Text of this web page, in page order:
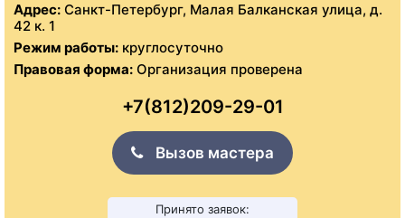
Адрес: Санкт-Петербург, Малая Балканская улица, д.
42 к. 1
Режим работы: круглосуточно
Правовая форма: Организация проверена
+7(812)209-29-01
Вызов мастера
Принято заявок: